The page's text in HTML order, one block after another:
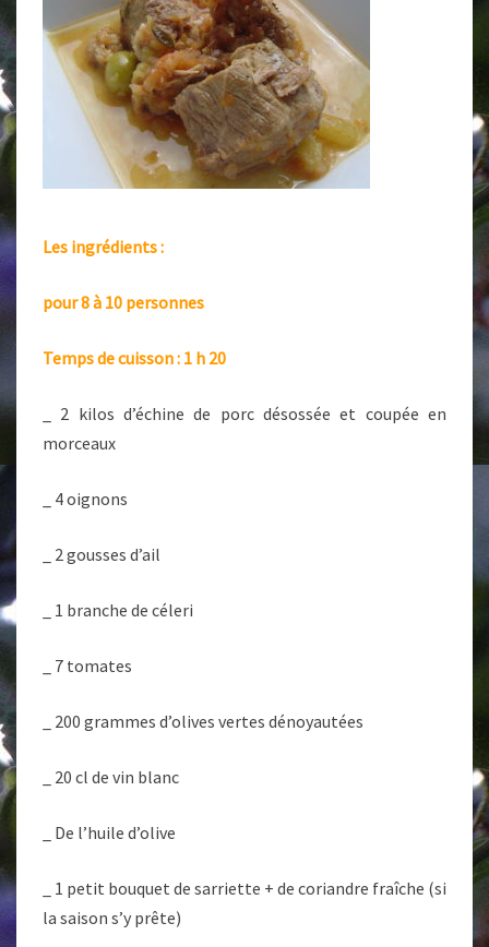
Les ingrédients :
pour 8 à 10 personnes
Temps de cuisson : 1 h 20
_ 2 kilos d’échine de porc désossée et coupée en
morceaux
_ 4 oignons
_ 2 gousses d’ail
_ 1 branche de céleri
_ 7 tomates
_ 200 grammes d’olives vertes dénoyautées
_ 20 cl de vin blanc
_ De l’huile d’olive
_ 1 petit bouquet de sarriette + de coriandre fraîche (si
la saison s’y prête)